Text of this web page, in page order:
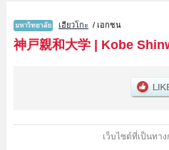
ต่างชาติเช่นข้อมูลของแต่ละคณะ,ข้อมูลกา
ที่รับสมัครหรือจำนวนคนที่ผ่านการสอบคัดเ
ทางเป็นต้นไว้ด้วยดังนั้นขอเชิญใช้บริการ
เฮียวโกะ / เอกชน
神戸親和大学| Kobe
เว็บไซต์ที่เป็นทาง